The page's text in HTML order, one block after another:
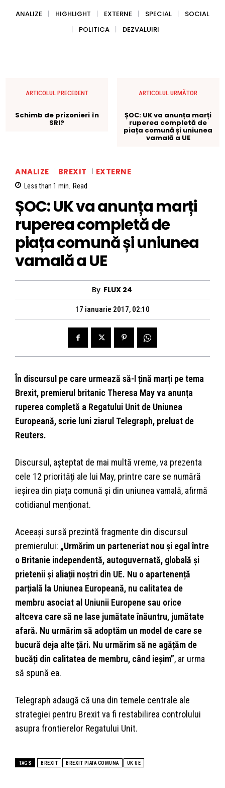
ANALIZE HIGHLIGHT EXTERNE SPECIAL
SOCIAL
POLITICA
DEZVALUIRI
ARTICOLUL PRECEDENT
Schimb de prizonieri în
SRI?
ARTICOLUL URMĂTOR
ȘOC: UK va anunța marți
ruperea completă de
piața comună și uniunea
vamală a UE